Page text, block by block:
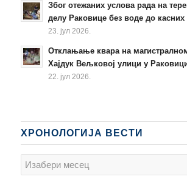
Због отежаних услова рада на
делу Раковице без воде до
23. јул 2026.
Отклањање квара на
Хајдук Вељковој улици у
22. јул 2026.
ХРОНОЛОГИЈА ВЕСТИ